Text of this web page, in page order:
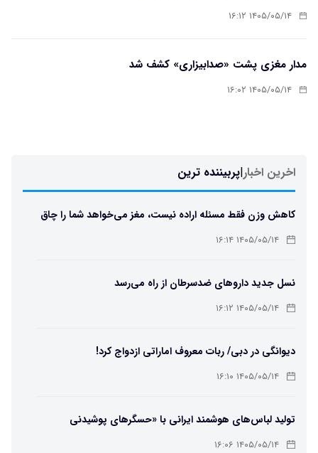
۱۴۰۵/۰۵/۱۴ ۱۶:۱۲
مدار مغزی پشت «صدابیزاری» کشف شد
۱۴۰۵/۰۵/۱۴ ۱۶:۰۲
اخرین اخبار|پربیننده ترین
کاهش وزن فقط مسئله اراده نیست، مغز می‌خواهد شما را چاق
نگه دارد۱۴۰۵/۰۵/۱۴ ۱۶:۱۴
نسل جدید داروهای ضدسرطان از راه می‌رسد
۱۴۰۵/۰۵/۱۴ ۱۶:۱۲
دیوانگی در دبی/ ربات معروف اماراتی ازدواج کرد!
۱۴۰۵/۰۵/۱۴ ۱۶:۱۰
تولید لباس‌های هوشمند ایرانی با «حسگرهای پوشیدنی
کریگامی»
۱۴۰۵/۰۵/۱۴ ۱۶:۰۶